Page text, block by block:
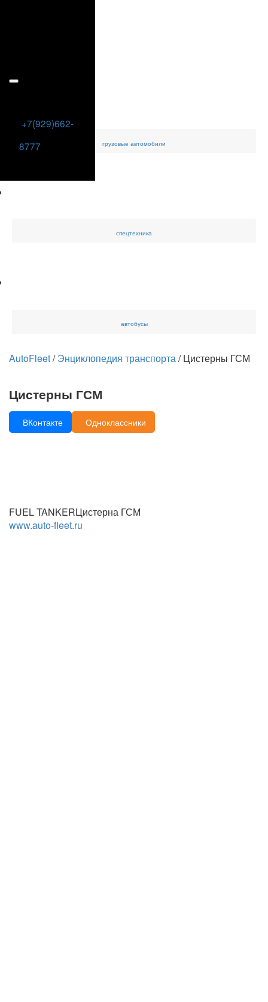
+7(929)662-
8777
грузовые автомобили
спецтехника
автобусы
AutoFleet/Энциклопедия транспорта/Цистерны ГСМ
Цистерны ГСМ
ВКонтакте Одноклассники
FUEL TANKERЦистерна ГСМ
www.auto-fleet.ru